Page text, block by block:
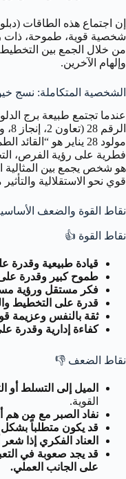
شخصية قوية، طموحة، ذات
من خلال الجمع بين التخطيط
وإلهام الآخرين.
الشخصية المتكاملة: نسج خيوط
عندما تجتمع طبيعة برج
مولود 28 يناير هو
فطرية على رؤية الفرص،
قوي نحو الاستقلالية والتأثير
نقاط القوة والضعف الأساسية
نقاط القوة 👍
قيادة طبيعية وقدرة
طموح كبير وقدرة
فكر مستقل ورؤية
قدرة على التخطيط
ثقة بالنفس وعزيمة
كفاءة إدارية وقدرة
نقاط الضعف 👎
الميل إلى التسلط أو
القوية.
نفاد الصبر مع من هم
قد يكون متطلباً
العناد الفكري إذا
قد يجد صعوبة في
على الجانب العملي.